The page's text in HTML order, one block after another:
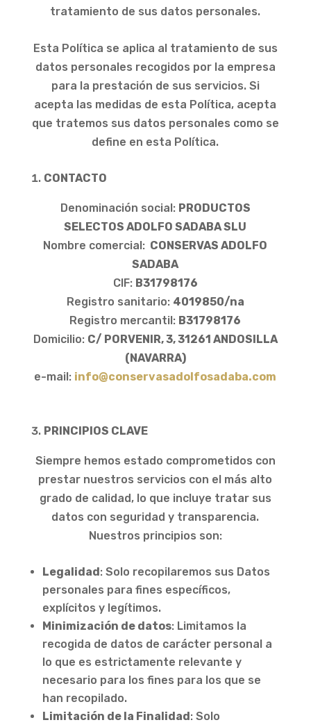
tratamiento de sus datos personales.
Esta Política se aplica al tratamiento de sus
datos personales recogidos por la empresa
para la prestación de sus servicios. Si
acepta las medidas de esta Política, acepta
que tratemos sus datos personales como se
define en esta Política.
CONTACTO
Denominación social: PRODUCTOS
SELECTOS ADOLFO SADABA SLU
Nombre comercial: CONSERVAS ADOLFO
SADABA
CIF: B31798176
Registro sanitario: 4019850/na
Registro mercantil: B31798176
Domicilio: C/ PORVENIR, 3, 31261 ANDOSILLA
(NAVARRA)
e-mail: info@conservasadolfosadaba.com
PRINCIPIOS CLAVE
Siempre hemos estado comprometidos con
prestar nuestros servicios con el más alto
grado de calidad, lo que incluye tratar sus
datos con seguridad y transparencia.
Nuestros principios son:
Legalidad: Solo recopilaremos sus Datos
personales para fines específicos,
explícitos y legítimos.
Minimización de datos: Limitamos la
recogida de datos de carácter personal a
lo que es estrictamente relevante y
necesario para los fines para los que se
han recopilado.
Limitación de la Finalidad: Solo